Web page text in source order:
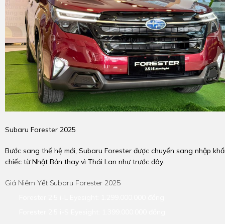
Subaru Forester 2025
Bước sang thế hệ mới, Subaru Forester được chuyển sang nhập
chiếc từ Nhật Bản thay vì Thái Lan như trước đây.
Giá Niêm Yết Subaru Forester 2025